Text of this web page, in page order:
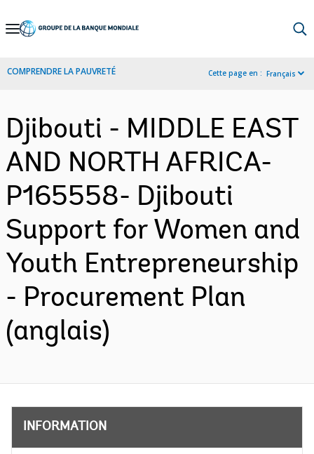
Skip
Navigation
COMPRENDRE LA PAUVRETÉ Cette page en : Français
Djibouti - MIDDLE EAST
AND NORTH AFRICA-
P165558- Djibouti
Support for Women and
Youth Entrepreneurship
- Procurement Plan
(anglais)
INFORMATION